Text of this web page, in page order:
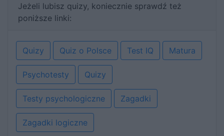
Jeżeli lubisz quizy, koniecznie sprawdź też
poniższe linki:
Quizy Quiz o Polsce Test IQ Matura
Psychotesty Quizy
Testy psychologiczne Zagadki
Zagadki logiczne